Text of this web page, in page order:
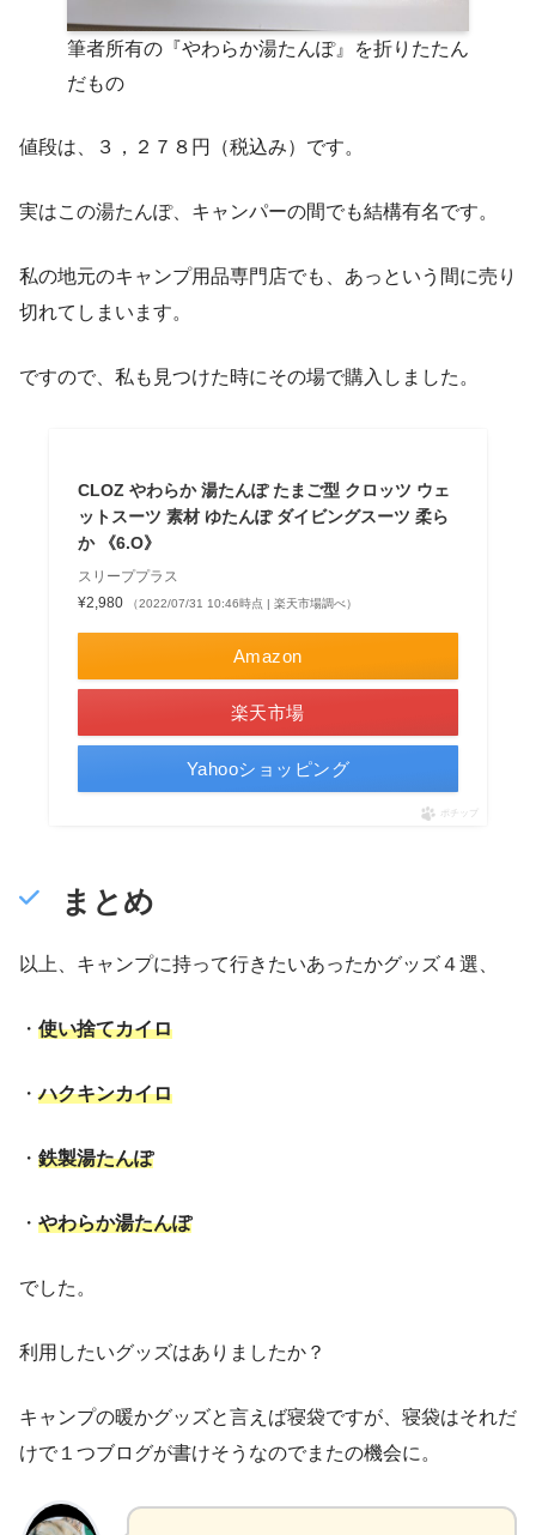
筆者所有の『やわらか湯たんぽ』を折りたたん
だもの
値段は、３，２７８円（税込み）です。
実はこの湯たんぽ、キャンパーの間でも結構有名です。
私の地元のキャンプ用品専門店でも、あっという間に売り
切れてしまいます。
ですので、私も見つけた時にその場で購入しました。
CLOZ やわらか 湯たんぽ たまご型 クロッツ ウェ
ットスーツ 素材 ゆたんぽ ダイビングスーツ 柔ら
か 《6.O》
スリーププラス
¥2,980
（2022/07/31 10:46時点 | 楽天市場調べ）
Amazon
楽天市場
Yahooショッピング
ポチップ
まとめ
以上、キャンプに持って行きたいあったかグッズ４選、
・ 使い捨てカイロ
・ハクキンカイロ
・ 鉄製湯たんぽ
・ やわらか湯たんぽ
でした。
利用したいグッズはありましたか？
キャンプの暖かグッズと言えば寝袋ですが、寝袋はそれだ
けで１つブログが書けそうなのでまたの機会に。